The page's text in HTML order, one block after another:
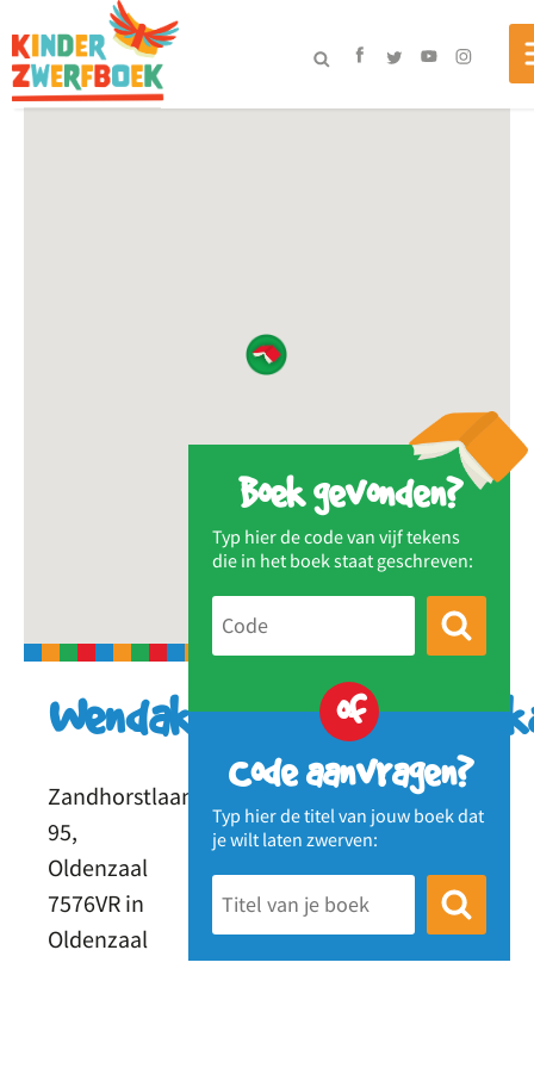
Boek gevonden?
Typ hier de code van vijf tekens
die in het boek staat geschreven:
of
Code aanvragen?
Typ hier de titel van jouw boek dat
je wilt laten zwerven:
Zandhorstlaan
95,
Oldenzaal
7576VR in
Oldenzaal